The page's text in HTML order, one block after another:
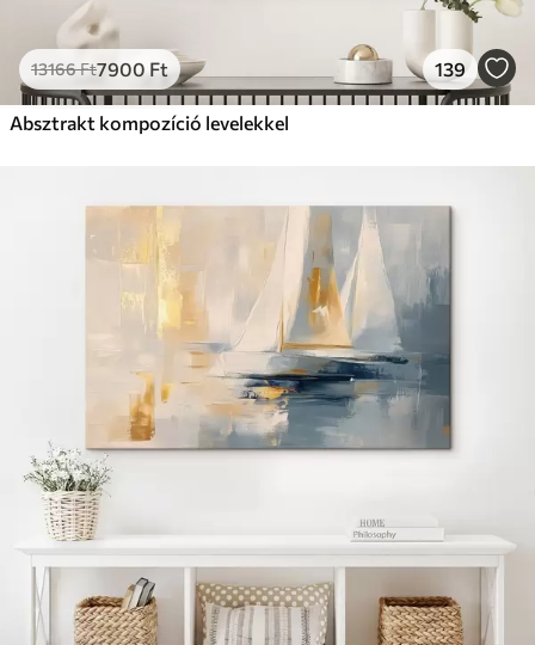
13166Ft7900 Ft 139
Absztrakt kompozíció levelekkel